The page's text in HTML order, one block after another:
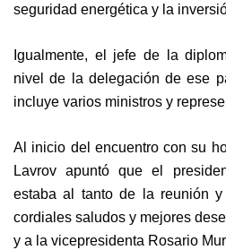
seguridad energética y la
Igualmente, el jefe de la
nivel de la delegación de ese
incluye varios ministros y
Al inicio del encuentro con su
Lavrov apuntó que el
estaba al tanto de la reunión
cordiales saludos y mejores
y a la vicepresidenta Rosario